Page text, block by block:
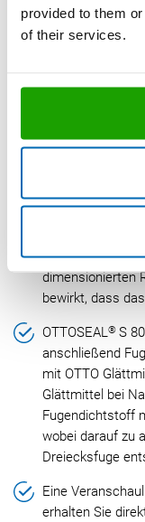
provided to them
of their services.
Düse
Hinterfüllen Sie
dimensionierten
bewirkt, dass
OTTOSEAL® S
anschließend
mit OTTO
Glättmittel bei
Fugendichtstoff
wobei darauf zu
Dreiecksfuge
Eine
erhalten Sie